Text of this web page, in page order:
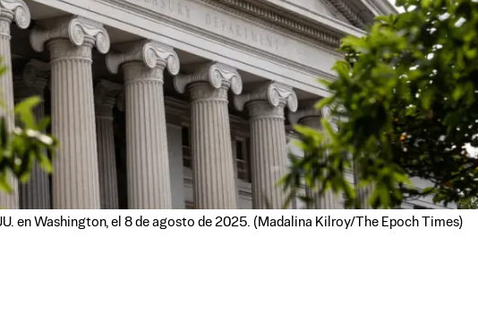
en Washington, el 8 de agosto de 2025. (Madalina Kilroy/The Epoch Times)